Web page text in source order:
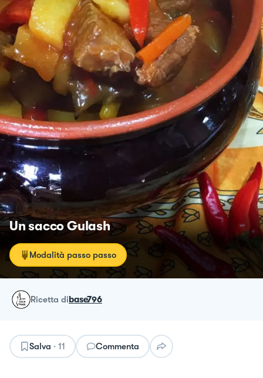
Un sacco Gulash
Modalità passo passo
ricetta dibase796
Salva · 11 Commenta